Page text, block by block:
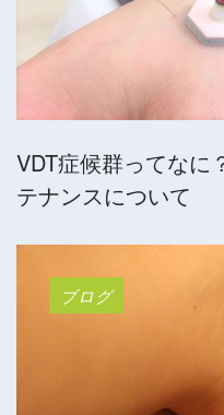
VDT症候群ってなに
テナンスについて
ブログ